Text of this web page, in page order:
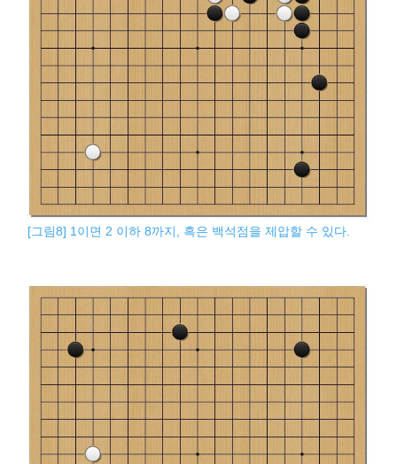
[그림8] 1이면 2 이하 8까지, 흑은 백석점을 제압할 수 있다.